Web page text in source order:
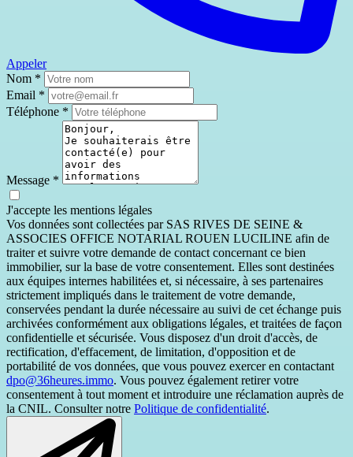
Appeler
Nom *
Email *
Téléphone *
Message *
J'accepte les mentions légales
Vos données sont collectées par SAS RIVES DE SEINE &
ASSOCIES OFFICE NOTARIAL ROUEN LUCILINE afin de
traiter et suivre votre demande de contact concernant ce bien
immobilier, sur la base de votre consentement. Elles sont destinées
aux équipes internes habilitées et, si nécessaire, à ses partenaires
strictement impliqués dans le traitement de votre demande,
conservées pendant la durée nécessaire au suivi de cet échange puis
archivées conformément aux obligations légales, et traitées de façon
confidentielle et sécurisée. Vous disposez d'un droit d'accès, de
rectification, d'effacement, de limitation, d'opposition et de
portabilité de vos données, que vous pouvez exercer en contactant
dpo@36heures.immo. Vous pouvez également retirer votre
consentement à tout moment et introduire une réclamation auprès de
la CNIL. Consulter notre Politique de confidentialité.